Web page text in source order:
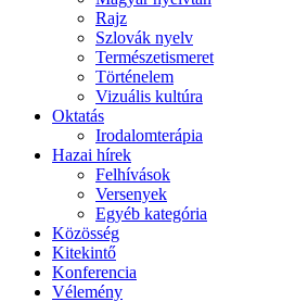
Rajz
Szlovák nyelv
Természetismeret
Történelem
Vizuális kultúra
Oktatás
Irodalomterápia
Hazai hírek
Felhívások
Versenyek
Egyéb kategória
Közösség
Kitekintő
Konferencia
Vélemény